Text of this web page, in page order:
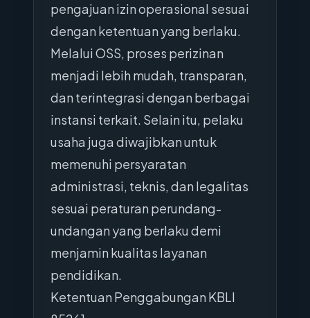
pengajuan izin operasional sesuai
dengan ketentuan yang berlaku.
Melalui OSS, proses perizinan
menjadi lebih mudah, transparan,
dan terintegrasi dengan berbagai
instansi terkait. Selain itu, pelaku
usaha juga diwajibkan untuk
memenuhi persyaratan
administrasi, teknis, dan legalitas
sesuai peraturan perundang-
undangan yang berlaku demi
menjamin kualitas layanan
pendidikan.
Ketentuan Penggabungan KBLI